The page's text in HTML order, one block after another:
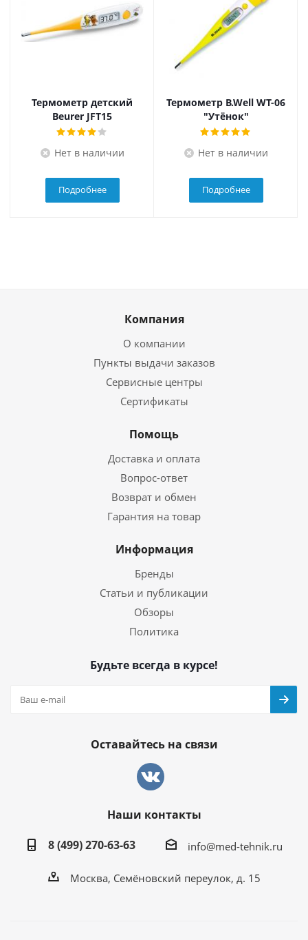
Термометр детский
Beurer JFT15
Нет в наличии
Подробнее
Термометр B.Well WT-06
"Утёнок"
Нет в наличии
Подробнее
Компания
О компании
Пункты выдачи заказов
Сервисные центры
Сертификаты
Помощь
Доставка и оплата
Вопрос-ответ
Возврат и обмен
Гарантия на товар
Информация
Бренды
Статьи и публикации
Обзоры
Политика
Будьте всегда в курсе!
Оставайтесь на связи
Наши контакты
8 (499) 270-63-63
info@med-tehnik.ru
Москва, Семёновский переулок, д. 15